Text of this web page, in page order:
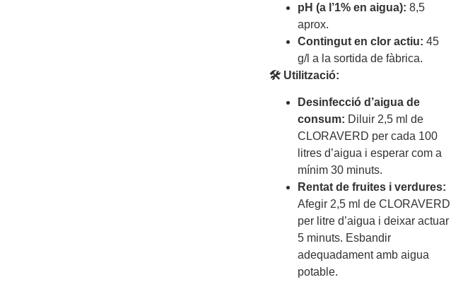
pH (a l’1% en aigua): 8,5
aprox.
Contingut en clor actiu: 45
g/l a la sortida de fàbrica.
🛠 Utilització:
Desinfecció d’aigua de
consum: Diluir 2,5 ml de
CLORAVERD per cada 100
litres d’aigua i esperar com a
mínim 30 minuts.
Rentat de fruites i verdures:
Afegir 2,5 ml de CLORAVERD
per litre d’aigua i deixar actuar
5 minuts. Esbandir
adequadament amb aigua
potable.